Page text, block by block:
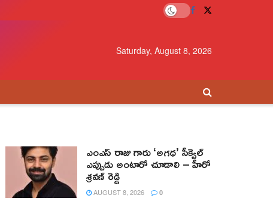
Saturday, August 8, 2026
ఎంఎస్ రాజు గారు ‘అగధ’ సీక్వెల్
ఎప్పుడు అంటారో చూడాలి – హీరో
శ్రవణ్ రెడ్డి
AUGUST 8, 2026 0